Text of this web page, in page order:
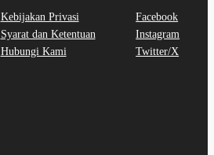
Kebijakan Privasi
Syarat dan Ketentuan
Hubungi Kami
Facebook
Instagram
Twitter/X